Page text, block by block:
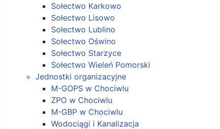
Sołectwo Karkowo
Sołectwo Lisowo
Sołectwo Lublino
Sołectwo Oświno
Sołectwo Starzyce
Sołectwo Wieleń Pomorski
Jednostki organizacyjne
M-GOPS w Chociwlu
ZPO w Chociwlu
M-GBP w Chociwlu
Wodociągi i Kanalizacja